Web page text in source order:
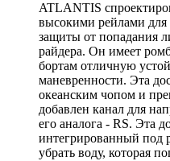
ATLANTIS
высокими рейлами для
защиты от попадания
райдера. Он имеет
бортам отличную
маневренности. Эта
океанским чопом и
добавлен канал для
его аналога - RS. Эта
интегрированный под
убрать воду, которая